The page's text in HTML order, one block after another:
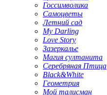
Госсимволика
Самоцветы
Летний сад
My Darling
Love Story
Зазеркалье
Магия султанита
Серебряная Птица
Black&White
Геометрия
Мой талисман